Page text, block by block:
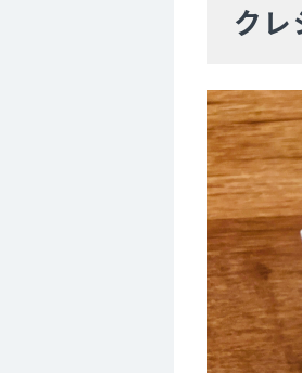
セキ
必要
クレ
審査
シス
実際
5. クレジ
初期
ク